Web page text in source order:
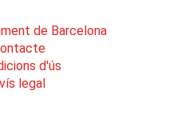
d'ús
legal